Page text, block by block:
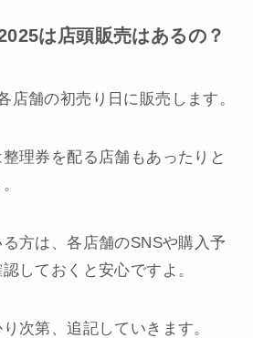
は店頭販売はあるの？
店舗の初売り日に販売します。
理券を配る店舗もあったりと
方は、各店舗のSNSや購入予
しておくと安心ですよ。
次第、追記していきます。